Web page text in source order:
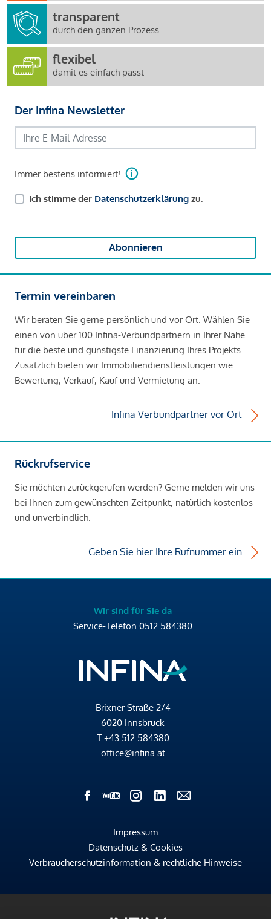
transparent
durch den ganzen Prozess
flexibel
damit es einfach passt
Der Infina Newsletter
Immer bestens informiert!
Ich stimme der Datenschutzerklärung zu.
Abonnieren
Termin vereinbaren
Wir beraten Sie gerne persönlich und vor Ort. Wählen Sie
einen von über 100 Infina-Verbundpartnern in Ihrer Nähe
für die beste und günstigste Finanzierung Ihres Projekts.
Zusätzlich bieten wir Immobiliendienstleistungen wie
Bewertung, Verkauf, Kauf und Vermietung an.
Infina Verbundpartner vor Ort
Rückrufservice
Sie möchten zurückgerufen werden? Gerne melden wir uns
bei Ihnen zum gewünschten Zeitpunkt, natürlich kostenlos
und unverbindlich.
Geben Sie hier Ihre Rufnummer ein
Wir sind für Sie da
Service-Telefon 0512 584380
Brixner Straße 2/4
6020 Innsbruck
T +43 512 584380
office@infina.at
Impressum
Datenschutz & Cookies
Verbraucherschutzinformation & rechtliche Hinweise